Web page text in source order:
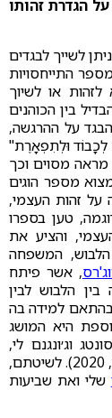
הגדרת זהותו
לשייך לבגדים
התייחסויות
או לשיוך
בין הכוהנים
על ההרגשה,
וּלְתִפְאָרֶת"
מסוים וכך
מספר הוגים
זהות העצמי,
טען בספרו
והציע את
המשפחה
, אשר פיתח
הלבוש לבין
בהתאם למידה בה
(רבן, 2020). דוגמה נוספת היא המושג
וג׳ונגנם לי,
ומתייחס לקרבה הפסיכולוגית של אדם לבגדיו (רבן, 2020). לשיטתם,
שלי ואת שביעות